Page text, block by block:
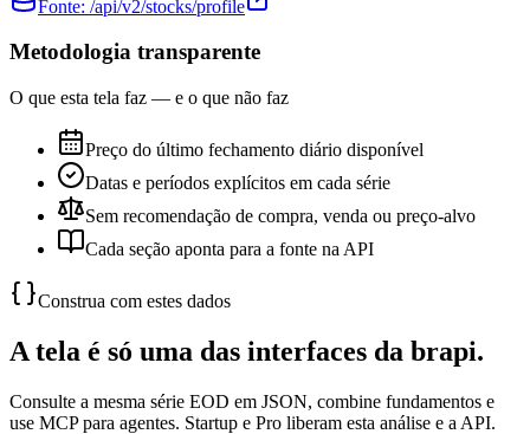
Fonte: /api/v2/stocks/profile
Metodologia transparente
O que esta tela faz — e o que não faz
Preço do último fechamento diário disponível
Datas e períodos explícitos em cada série
Sem recomendação de compra, venda ou preço-alvo
Cada seção aponta para a fonte na API
Construa com estes dados
A tela é só uma das interfaces da brapi.
Consulte a mesma série EOD em JSON, combine fundamentos e
use MCP para agentes. Startup e Pro liberam esta análise e a API.